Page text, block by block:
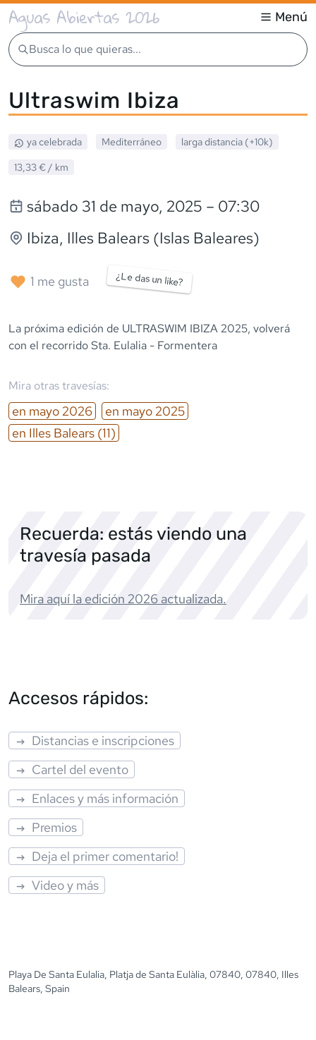
Aguas Abiertas 2026 Menú
Busca lo que quieras...
Ultraswim Ibiza
ya celebrada Mediterráneo
larga distancia (+10k)
13,33 € / km
sábado 31 de mayo, 2025 – 07:30
Ibiza, Illes Balears (Islas Baleares)
1 me gusta ¿Le das un like?
La próxima edición de ULTRASWIM IBIZA 2025, volverá
con el recorrido Sta. Eulalia - Formentera
Mira otras travesías:
en mayo 2026 en mayo 2025
en Illes Balears (11)
Recuerda: estás viendo una
travesía pasada
Mira aquí la edición 2026 actualizada.
Accesos rápidos:
Distancias e inscripciones
Cartel del evento
Enlaces y más información
Premios
Deja el primer comentario!
Video y más
Playa De Santa Eulalia, Platja de Santa Eulàlia, 07840, 07840, Illes
Balears, Spain